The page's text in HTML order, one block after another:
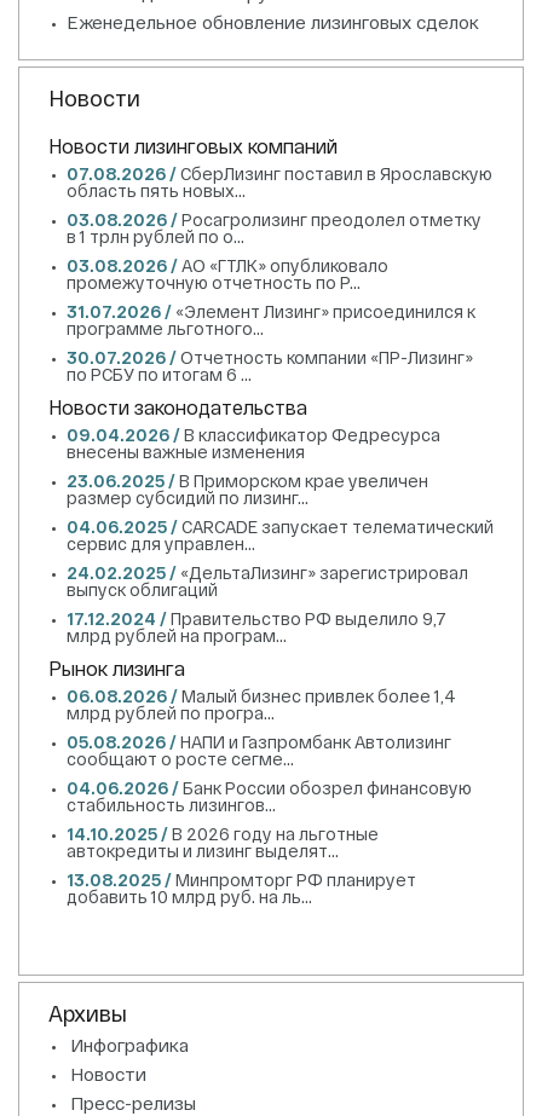
Еженедельное обновление лизинговых сделок
Новости
Новости лизинговых компаний
07.08.2026 /СберЛизинг поставил в Ярославскую
область пять новых...
03.08.2026 /Росагролизинг преодолел отметку
в 1 трлн рублей по о...
03.08.2026 /АО «ГТЛК» опубликовало
промежуточную отчетность по Р...
31.07.2026 / «Элемент Лизинг» присоединился к
программе льготного...
30.07.2026 /Отчетность компании «ПР-Лизинг»
по РСБУ по итогам 6 ...
Новости законодательства
09.04.2026 /В классификатор Федресурса
внесены важные изменения
23.06.2025 /В Приморском крае увеличен
размер субсидий по лизинг...
04.06.2025 /CARCADE запускает телематический
сервис для управлен...
24.02.2025 / «ДельтаЛизинг» зарегистрировал
выпуск облигаций
17.12.2024 /Правительство РФ выделило 9,7
млрд рублей на програм...
Рынок лизинга
06.08.2026 /Малый бизнес привлек более 1,4
млрд рублей по програ...
05.08.2026 /НАПИ и Газпромбанк Автолизинг
сообщают о росте сегме...
04.06.2026 /Банк России обозрел финансовую
стабильность лизингов...
14.10.2025 /В 2026 году на льготные
автокредиты и лизинг выделят...
13.08.2025 /Минпромторг РФ планирует
добавить 10 млрд руб. на ль...
Архивы
Инфографика
Новости
Пресс-релизы